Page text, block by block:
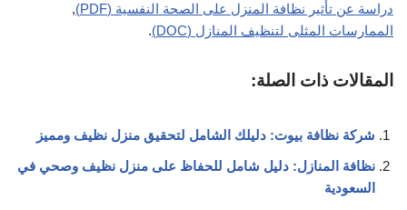
دراسة عن تأثير نظافة المنزل على الصحة النفسية (PDF)
,
الممارسات المثلى لتنظيف المنازل (DOC)
.
المقالات ذات الصلة:
شركة نظافة بيوت: دليلك الشامل لتحقيق منزل نظيف ومميز
نظافة المنازل: دليل شامل للحفاظ على منزل نظيف وصحي في
السعودية